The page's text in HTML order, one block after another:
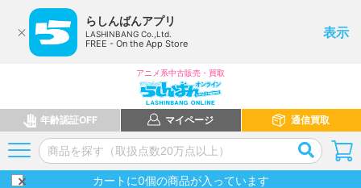
らしんばんアプリ
LASHINBANG Co.,Ltd.
FREE - On the App Store
表示
アニメ系中古販売・買取
年齢認証OFF マイページ 通信買取
カートに0個の商品が入っています